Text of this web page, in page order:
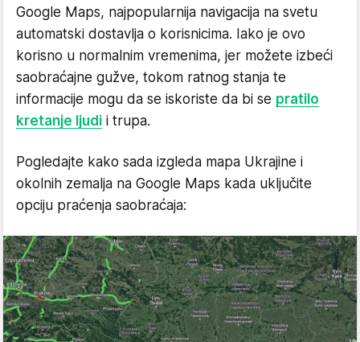
Google Maps, najpopularnija navigacija na svetu
automatski dostavlja o korisnicima. Iako je ovo
korisno u normalnim vremenima, jer možete izbeći
saobraćajne gužve, tokom ratnog stanja te
informacije mogu da se iskoriste da bi se pratilo
kretanje ljudi i trupa.
Pogledajte kako sada izgleda mapa Ukrajine i
okolnih zemalja na Google Maps kada uključite
opciju praćenja saobraćaja: